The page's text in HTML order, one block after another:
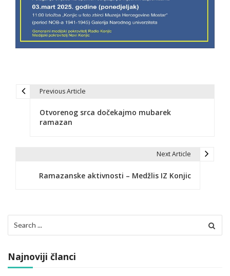
c
i
a
Previous Article
Otvorenog srca dočekajmo mubarek
ramazan
Next Article
Ramazanske aktivnosti – Medžlis IZ Konjic
for:
Najnoviji članci